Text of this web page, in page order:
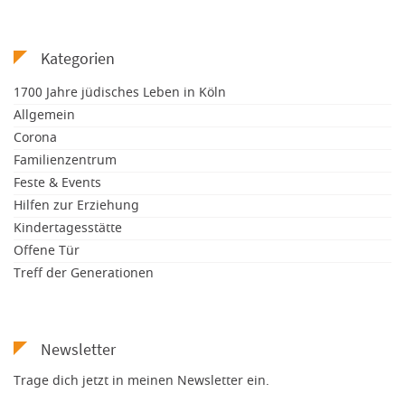
Kategorien
1700 Jahre jüdisches Leben in Köln
Allgemein
Corona
Familienzentrum
Feste & Events
Hilfen zur Erziehung
Kindertagesstätte
Offene Tür
Treff der Generationen
Newsletter
Trage dich jetzt in meinen Newsletter ein.